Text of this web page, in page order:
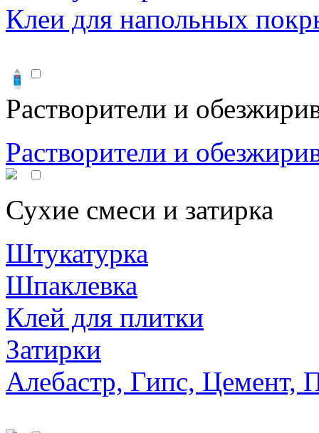
Клеи для напольных
Растворители и
Растворители и
Сухие смеси и затирка
Штукатурка
Шпаклевка
Клей для плитки
Затирки
Алебастр, Гипс, Цемент,